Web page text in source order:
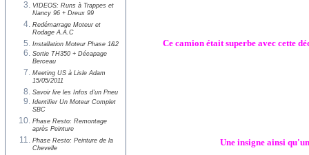
VIDEOS: Runs à Trappes et
Nancy 96 + Dreux 99
Redémarrage Moteur et
Rodage A.A.C
Installation Moteur Phase 1&2
Sortie TH350 + Décapage
Berceau
Meeting US à Lisle Adam
15/05/2011
Savoir lire les Infos d'un Pneu
Identifier Un Moteur Complet
SBC
Phase Resto: Remontage
après Peinture
Phase Resto: Peinture de la
Chevelle
Ce camion était superbe avec cette
Une insigne ainsi